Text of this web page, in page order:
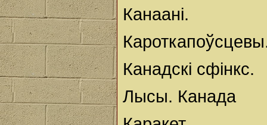
Канаані.
Кароткапоўсцевы.
Канадскі сфінкс.
Лысы. Канада